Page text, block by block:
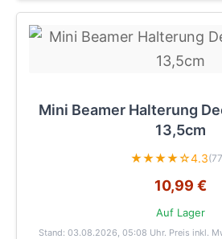
Mini Beamer Halterung
13,5cm
★★★★☆4.3
10,99 €
Auf Lager
Stand: 03.08.2026, 05:08 Uhr. Preis inkl.